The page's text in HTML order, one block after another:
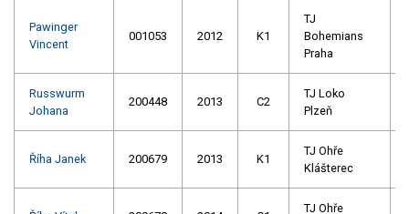
Pawinger
Vincent
001053 2012 K1
TJ
Bohemians
Praha
Russwurm
Johana
200448 2013 C2
TJ Loko
Plzeň
Říha Janek 200679 2013 K1
TJ Ohře
Klášterec
TJ Ohře